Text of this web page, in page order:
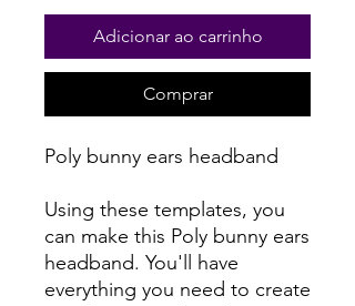
Adicionar ao carrinho
Comprar
Poly bunny ears headband
Using these templates, you
can make this Poly bunny ears
headband. You'll have
everything you need to create